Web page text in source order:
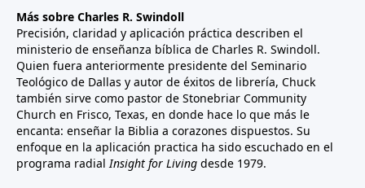
Más sobre Charles R. Swindoll
Precisión, claridad y aplicación práctica describen el
ministerio de enseñanza bíblica de Charles R. Swindoll.
Quien fuera anteriormente presidente del Seminario
Teológico de Dallas y autor de éxitos de librería, Chuck
también sirve como pastor de Stonebriar Community
Church en Frisco, Texas, en donde hace lo que más le
encanta: enseñar la Biblia a corazones dispuestos. Su
enfoque en la aplicación practica ha sido escuchado en el
programa radialInsight for Living desde 1979.